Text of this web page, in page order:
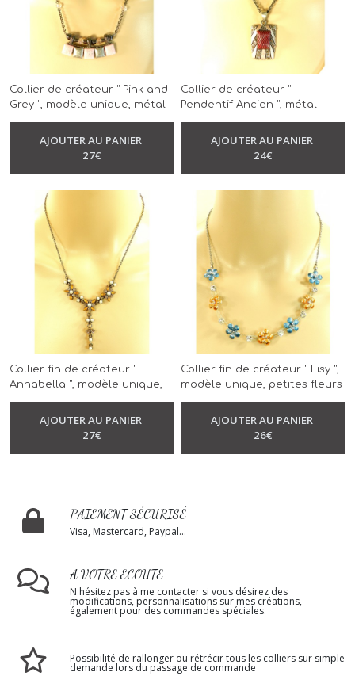
Collier de créateur " Pink and
Grey ", modèle unique, métal
-Collier Fin
AJOUTER AU PANIER
27€
Collier de créateur "
Pendentif Ancien ", métal
Collier Fin
AJOUTER AU PANIER
24€
Collier fin de créateur "
Annabella ", modèle unique,
métal couleur bronze, nacré
et marron, réalisé à la main
Collier Fin
AJOUTER AU PANIER
27€
Collier fin de créateur " Lisy ",
modèle unique, petites fleurs
orange et bleu, réalisé à la
-Collier Fin
AJOUTER AU PANIER
26€
PAIEMENT SÉCURISÉ
Visa, Mastercard, Paypal...
A VOTRE ECOUTE
N'hésitez pas à me contacter si vous désirez des
modifications, personnalisations sur mes créations,
également pour des commandes spéciales.
Possibilité de rallonger ou rétrécir tous les colliers sur simple
demande lors du passage de commande